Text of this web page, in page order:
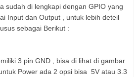
sudah di lengkapi dengan GPIO yang
Input dan Output , untuk lebih deteil
sebagai Berikut :
3 pin GND , bisa di lihat di gambar
Power ada 2 opsi bisa 5V atau 3.3